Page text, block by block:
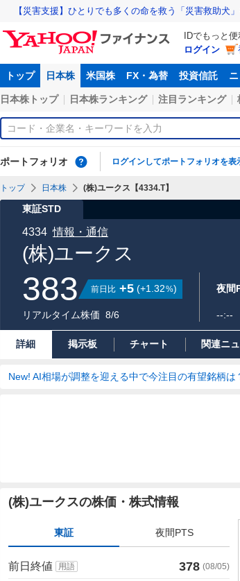
【災害支援】ひとりでも多くの命を救う「災害救助犬
IDでもっと
ログイン
トップ 日本株 米国株 FX・為替 投資信託
日本株トップ 日本株ランキング 注目ランキング
ポートフォリオ ログインしてポートフォリオを表
トップ 日本株 (株)ユークス【4334.T】
東証STD
(株)ユークス
4334 情報・通信
383 前日比 +5 (+1.32%)
リアルタイム株価 8/6
夜間
--:--
詳細 掲示板 チャート 関連ニ
New! AI相場が調整を迎える中で今注目の有望銘柄
(株)ユークスの株価・株式情報
価
値
東証 夜間PTS
前日終値 用語 378 (08/05)